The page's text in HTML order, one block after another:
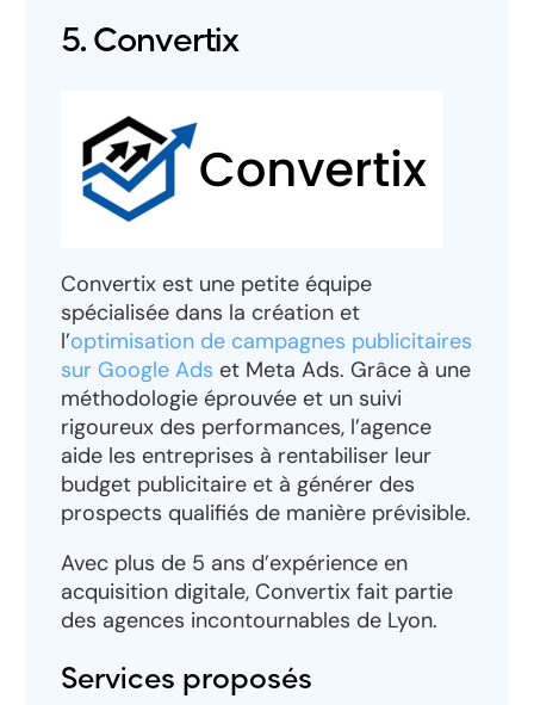
5. Convertix
Convertix est une petite équipe
spécialisée dans la création et
l’optimisation de campagnes publicitaires
sur Google Ads et Meta Ads. Grâce à une
méthodologie éprouvée et un suivi
rigoureux des performances, l’agence
aide les entreprises à rentabiliser leur
budget publicitaire et à générer des
prospects qualifiés de manière prévisible.
Avec plus de 5 ans d’expérience en
acquisition digitale, Convertix fait partie
des agences incontournables de Lyon.
Services proposés